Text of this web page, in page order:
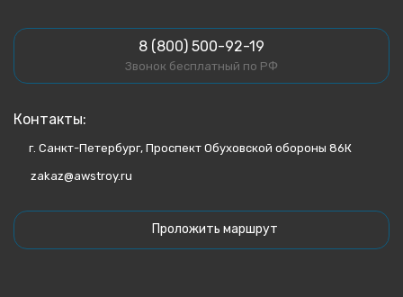
8 (800) 500-92-19
Звонок бесплатный по РФ
Контакты:
г. Санкт-Петербург, Проспект Обуховской обороны 86К
zakaz@awstroy.ru
Проложить маршрут